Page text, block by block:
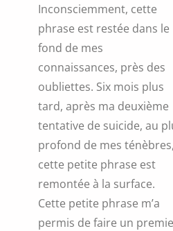
Inconsciemment, cette
phrase est restée dans le
fond de mes
connaissances, près des
oubliettes. Six mois plus
tard, après ma deuxième
tentative de suicide, au
profond de mes
cette petite phrase est
remontée à la surface.
Cette petite phrase m’a
permis de faire un